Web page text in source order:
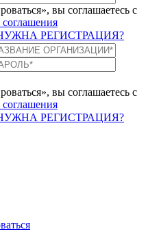
вы соглашаетесь с
соглашения
РЕГИСТРАЦИЯ?
вы соглашаетесь с
соглашения
РЕГИСТРАЦИЯ?